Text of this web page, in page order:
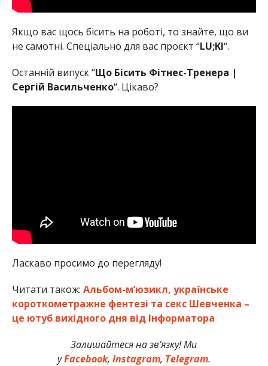
Якщо вас щось бісить на роботі, то знайте, що ви
не самотні. Спеціально для вас проєкт “LU;KI“.
Останній випуск “Що Бісить Фітнес-Тренера |
Сергій Васильченко“. Цікаво?
Ласкаво просимо до перегляду!
Читати також: Альбом-м’юзикл, українське
короткометражне фентезі та секс Шевченка –
це ютуб вихідного дня від Інформатора
Залишайтеся на зв’язку! Ми
уFacebook, Instagram, Telegram.